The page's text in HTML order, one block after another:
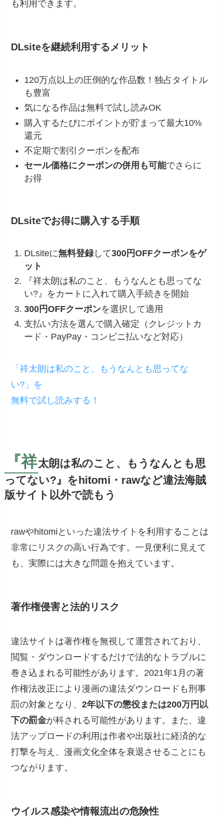
も利用できます。
DLsiteを継続利用するメリット
120万点以上の圧倒的な作品数！独占タイトル
も豊富
気になる作品は無料で試し読みOK
購入するたびにポイントが貯まって最大10%
還元
不定期で割引クーポンを配布
セール価格にクーポンの併用も可能でさらに
お得
DLsiteでお得に購入する手順
DLsiteに無料登録して300円OFFクーポンをゲ
ット
『祥太朗は私のこと、もうなんとも思ってな
い?』をカートに入れて購入手続きを開始
300円OFFクーポンを選択して適用
支払い方法を選んで購入確定（クレジットカ
ード・PayPay・コンビニ払いなど対応）
「祥太朗は私のこと、もうなんとも思ってな
い?」を
無料で試し読みする！
『祥太朗は私のこと、もうなんとも思
ってない?』をhitomi・rawなど違法海賊
版サイト以外で読もう
rawやhitomiといった違法サイトを利用することは
非常にリスクの高い行為です。一見便利に見えて
も、実際には大きな問題を抱えています。
著作権侵害と法的リスク
違法サイトは著作権を無視して運営されており、
閲覧・ダウンロードするだけで法的なトラブルに
巻き込まれる可能性があります。2021年1月の著
作権法改正により漫画の違法ダウンロードも刑事
罰の対象となり、2年以下の懲役または200万円以
下の罰金が科される可能性があります。また、違
法アップロードの利用は作者や出版社に経済的な
打撃を与え、漫画文化全体を衰退させることにも
つながります。
ウイルス感染や情報流出の危険性